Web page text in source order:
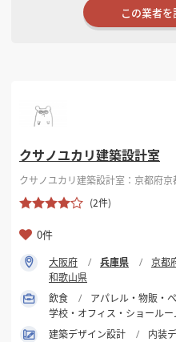
この業者
クサノユカリ建築設計室
クサノユカリ建築設計室：京都府
(2件)
0件
大阪府 兵庫県 京都
和歌山県
飲食
アパレル・物販・
学校・オフィス・ショールー
建築デザイン設計
内装